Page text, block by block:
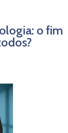
o fim